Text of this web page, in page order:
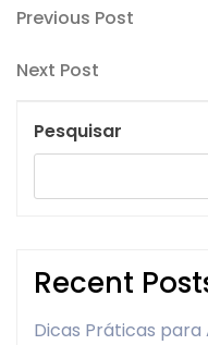
Navegação
de
artigos
Previous
Previous Post
Next
Next Post
Pesquisar
Recent
Dicas Práticas para